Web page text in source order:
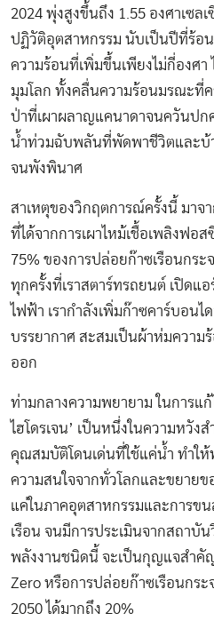
2024 พุ่งสูงขึ้นถึง 1.55 องศาเซล
ปฏิวัติอุตสาหกรรม นับเป็นปีที่ร้อ
ความร้อนที่เพิ่มขึ้นเพียงไม่กี่องศ
มุมโลก ทั้งคลื่นความร้อนมรณะที่
ป่าที่เผาผลาญแคนาดาจนควันปก
น้ำท่วมฉับพลันที่พัดพาชีวิตและบ้า
จนพังพินาศ
สาเหตุของวิกฤตการณ์ครั้งนี้ มาจ
ที่ได้จากการเผาไหม้เชื้อเพลิงฟอ
75% ของการปล่อยก๊าซเรือนกร
ทุกครั้งที่เราสตาร์ทรถยนต์ เปิดแอ
ไฟฟ้า เรากำลังเพิ่มก๊าซคาร์บอนไ
บรรยากาศ สะสมเป็นผ้าห่มความ
ออก
ท่ามกลางความพยายาม ในการแ
ไฮโดรเจน’ เป็นหนึ่งในความหวั
คุณสมบัติโดนเด่นที่ใช้แค่น้ำ ทำใ
ความสนใจจากทั่วโลกและขยายข
แค่ในภาคอุตสาหกรรมและการขน
เรือน จนมีการประเมินจากสถาบั
พลังงานชนิดนี้ จะเป็นกุญแจสำคั
Zero หรือการปล่อยก๊าซเรือนกร
2050 ได้มากถึง 20%